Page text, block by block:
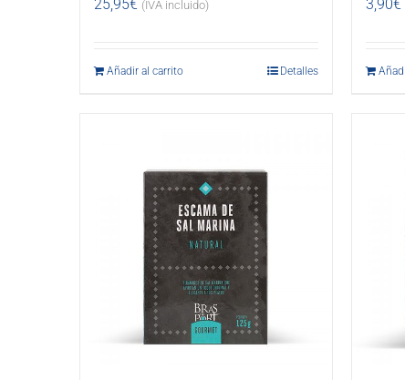
25,95€ (IVA incluido)
Añadir al carrito Detalles
3,90€